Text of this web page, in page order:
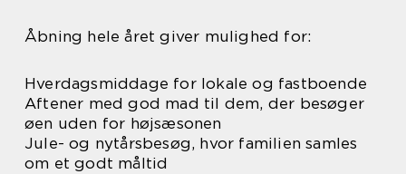
Åbning hele året giver mulighed for:
Hverdagsmiddage for lokale og fastboende
Aftener med god mad til dem, der besøger
øen uden for højsæsonen
Jule- og nytårsbesøg, hvor familien samles
om et godt måltid